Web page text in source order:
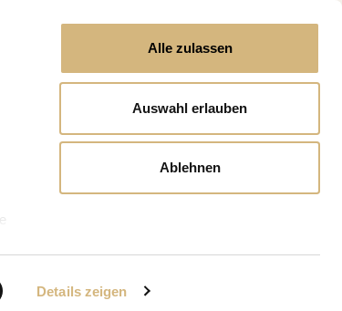
Details zeigen
Alle zulassen
Auswahl erlauben
Ablehnen